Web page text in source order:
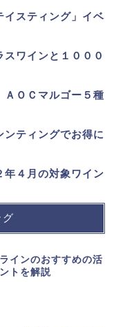
スティング」イベ
ワインと１０００
ＯＣマルゴー５種
ティングでお得に
４月の対象ワイン
インのおすすめの活
トを解説